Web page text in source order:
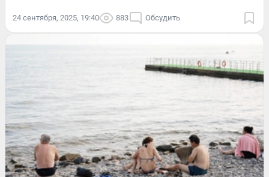
24 сентября, 2025, 19:40 883 Обсудить